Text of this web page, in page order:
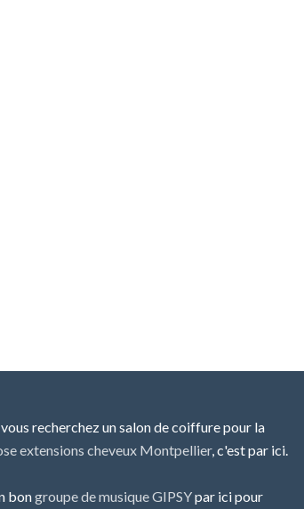
vous recherchez un salon de coiffure pour la
extensions cheveux Montpellier, c'est par ici.
bongroupe de musique GIPSYpar ici pour